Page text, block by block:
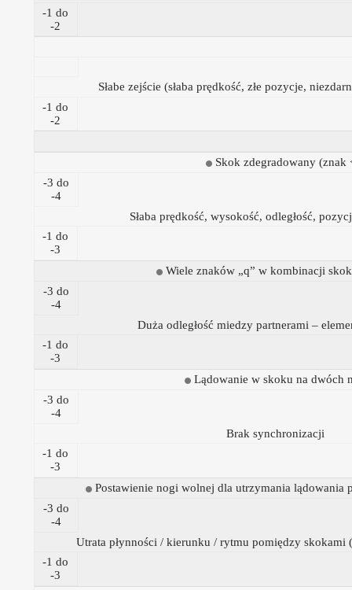
-1 do
-2
Słabe zejście (słaba prędkość, złe pozycje,
-1 do
-2
Skok zdegradowany (znak
-3 do
-4
Słaba prędkość, wysokość, odległość,
-1 do
-3
Wiele znaków „q” w kombinacji
-3 do
-4
Duża odległość miedzy partnerami –
-1 do
-3
Lądowanie w skoku na dwóch
-3 do
-4
Brak synchronizacji
-1 do
-3
Postawienie nogi wolnej dla utrzymania lądowania
-3 do
-4
Utrata płynności / kierunku / rytmu pomiędzy skokami
-1 do
-3